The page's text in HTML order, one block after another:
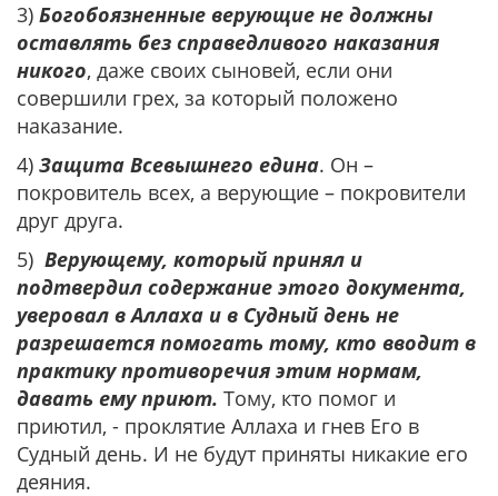
3) Богобоязненные верующие не должны
оставлять без справедливого наказания
никого, даже своих сыновей, если они
совершили грех, за который положено
наказание.
4) Защита Всевышнего едина. Он –
покровитель всех, а верующие – покровители
друг друга.
5) Верующему, который принял и
подтвердил содержание этого документа,
уверовал в Аллаха и в Судный день не
разрешается помогать тому, кто вводит в
практику противоречия этим нормам,
давать ему приют. Тому, кто помог и
приютил, - проклятие Аллаха и гнев Его в
Судный день. И не будут приняты никакие его
деяния.